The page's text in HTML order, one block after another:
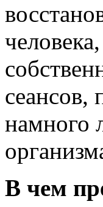
сеансов,
намного
В чем